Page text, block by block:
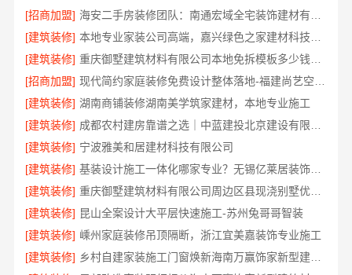
[招商加盟]
[建筑装修]
[建筑装修]
[招商加盟]
[建筑装修] 湖南商铺装修湖南美学筑家建材，本地专业施工
[建筑装修]
[建筑装修] 宁波雅美和居建材科技有限公司
[建筑装修]
基装设计施工一体化哪家专业？无锡亿莱居装饰工程材料有限公司首选
[建筑装修]
重庆御墅建筑材料有限公司周边区县现浇别墅优惠活动环保材料
[建筑装修] 昆山全案设计大平层快速施工-苏州兔哥哥智装
[建筑装修] 嵊州家庭装修吊顶隔断，浙江宜美嘉装饰专业施工
[建筑装修]
乡村自建家装施工门窗焕新海南万赢饰家新型建筑材料有限公